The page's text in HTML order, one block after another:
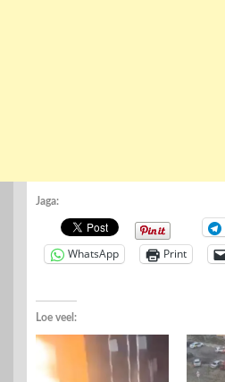
Jaga:
WhatsApp
Print
Loe veel: